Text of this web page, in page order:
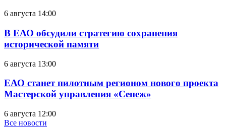
6 августа 14:00
В ЕАО обсудили стратегию сохранения
исторической памяти
6 августа 13:00
ЕАО станет пилотным регионом нового проекта
Мастерской управления «Сенеж»
6 августа 12:00
Все новости